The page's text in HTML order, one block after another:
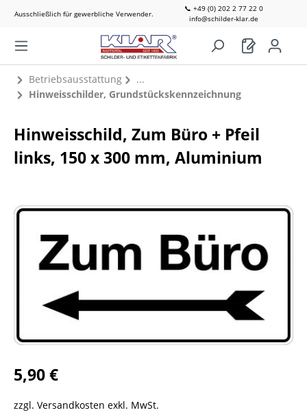
Ausschließlich für gewerbliche Verwender.
📞 +49 (0) 202 2 77 22 0
info@schilder-klar.de
Betriebsausstattung
Hinweisschilder, Grundstückskennzeichnung
Hinweisschild, Zum Büro + Pfeil
links, 150 x 300 mm, Aluminium
5,90 €
zzgl. Versandkosten exkl. MwSt.